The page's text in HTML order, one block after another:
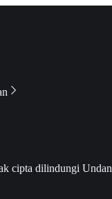
cipta dilindungi